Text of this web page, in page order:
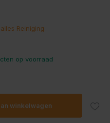
Reiniging
op voorraad
winkelwagen